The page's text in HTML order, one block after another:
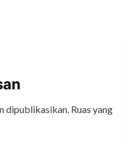
dipublikasikan. Ruas yang